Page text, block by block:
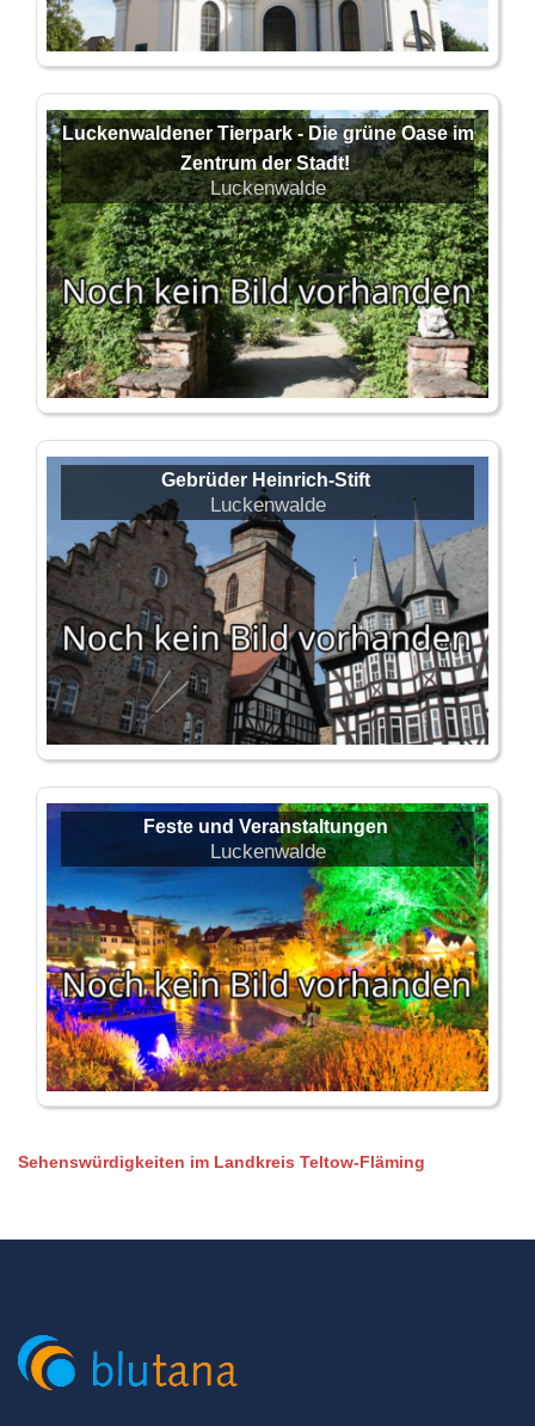
Luckenwaldener Tierpark - Die grüne Oase im
Zentrum der Stadt!
Luckenwalde
Gebrüder Heinrich-Stift
Luckenwalde
Feste und Veranstaltungen
Luckenwalde
Sehenswürdigkeiten im Landkreis Teltow-Fläming